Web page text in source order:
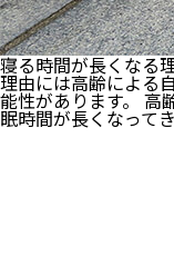
て
み
て
寝る時間が長くなる
理由には高齢による
能性があります。 高
眠時間が長くなって